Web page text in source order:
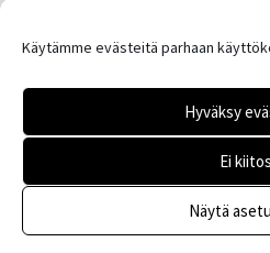
Käytämme evästeitä parhaan
Hyväksy
Ei kiitos
Näytä
© Bedaprint 2026
Built with